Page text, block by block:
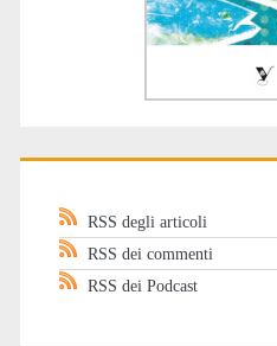
RSS degli articoli
RSS dei commenti
RSS dei Podcast